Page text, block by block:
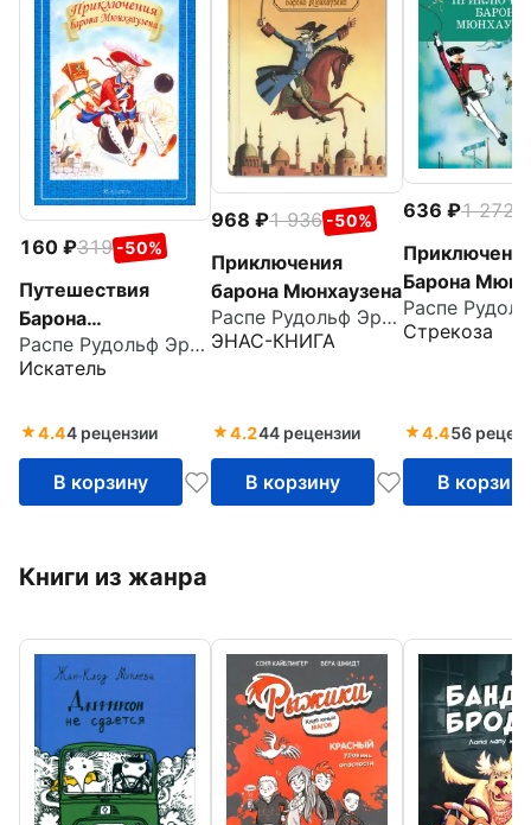
160 319 -50%
Путешествия
Барона
Мюнхгаузена
Распе Рудольф Эрих
Искатель
4.44 рецензии
В корзину
968 1 936 -50%
Приключения
барона Мюнхаузена
Распе Рудольф Эрих
ЭНАС-КНИГА
4.244 рецензии
В корзину
636 1 272
Барона
Стрекоза
4.456
В корзину
Книги из жанра